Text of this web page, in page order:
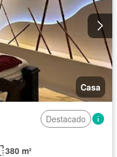
Casa
Destacado
380 m²